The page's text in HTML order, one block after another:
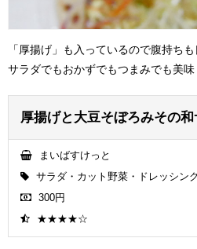
「厚揚げ」も入っているので腹持ちも
サラダでもおかずでもつまみでも美味
厚揚げと大豆そぼろみその
まいばすけっと
サラダ・カット野菜・ドレッシン
300円
★★★★☆